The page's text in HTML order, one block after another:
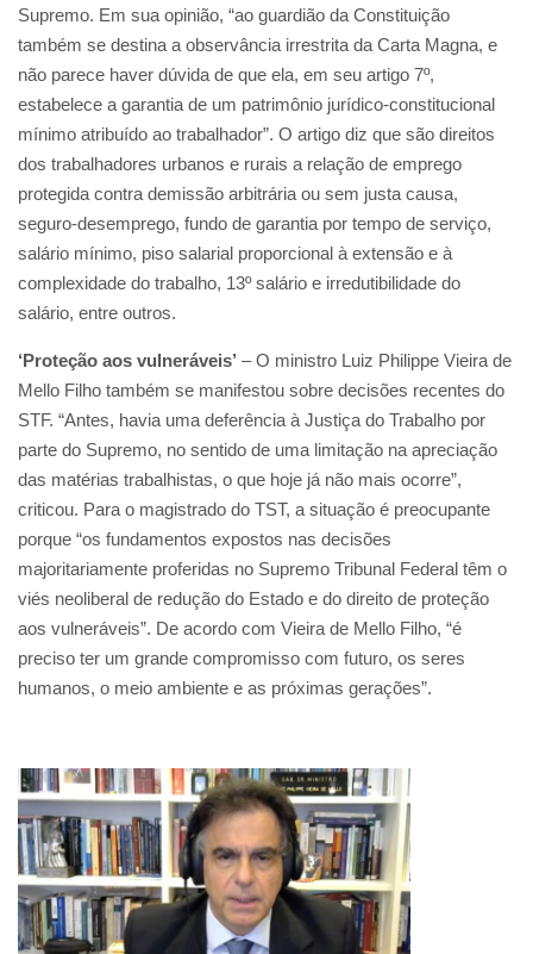
Supremo. Em sua opinião, “ao guardião da Constituição
também se destina a observância irrestrita da Carta Magna, e
não parece haver dúvida de que ela, em seu artigo 7º,
estabelece a garantia de um patrimônio jurídico-constitucional
mínimo atribuído ao trabalhador”. O artigo diz que são direitos
dos trabalhadores urbanos e rurais a relação de emprego
protegida contra demissão arbitrária ou sem justa causa,
seguro-desemprego, fundo de garantia por tempo de serviço,
salário mínimo, piso salarial proporcional à extensão e à
complexidade do trabalho, 13º salário e irredutibilidade do
salário, entre outros.
‘Proteção aos vulneráveis’ – O ministro Luiz Philippe Vieira de
Mello Filho também se manifestou sobre decisões recentes do
STF. “Antes, havia uma deferência à Justiça do Trabalho por
parte do Supremo, no sentido de uma limitação na apreciação
das matérias trabalhistas, o que hoje já não mais ocorre”,
criticou. Para o magistrado do TST, a situação é preocupante
porque “os fundamentos expostos nas decisões
majoritariamente proferidas no Supremo Tribunal Federal têm o
viés neoliberal de redução do Estado e do direito de proteção
aos vulneráveis”. De acordo com Vieira de Mello Filho, “é
preciso ter um grande compromisso com futuro, os seres
humanos, o meio ambiente e as próximas gerações”.